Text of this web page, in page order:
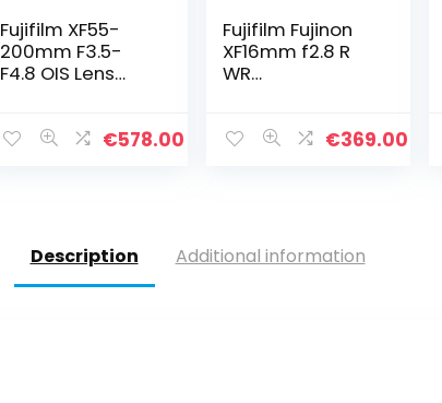
Fujifilm XF55-
200mm F3.5-
F4.8 OIS Lens
7.5 cm
€578.00
Fujifilm Fujinon
XF16mm f2.8 R
WR
€369.00
Description Additional information